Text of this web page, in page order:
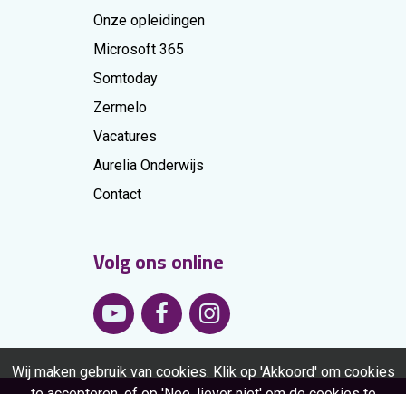
Wij maken gebruik van cookies. Klik op 'Akkoord' om cookies
Onze opleidingen
Microsoft 365
Somtoday
Zermelo
Vacatures
Aurelia Onderwijs
Contact
Volg ons online